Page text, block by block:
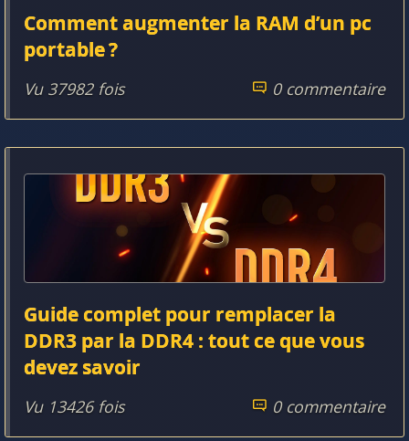
Comment augmenter la RAM d’un pc
portable ?
Vu 37982 fois 0 commentaire
Guide complet pour remplacer la
DDR3 par la DDR4 : tout ce que vous
devez savoir
Vu 13426 fois 0 commentaire